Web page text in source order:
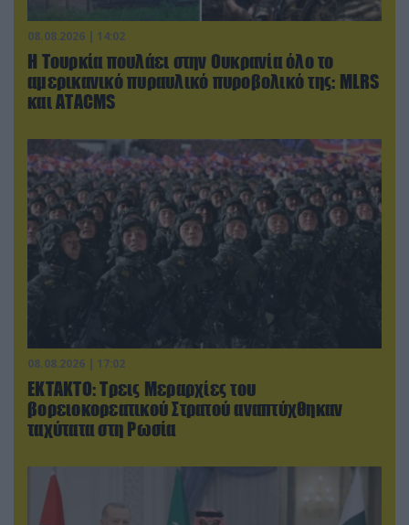
08.08.2026 | 14:02
Η Τουρκία πουλάει στην Ουκρανία όλο το
αμερικανικό πυραυλικό πυροβολικό της: MLRS
και ΑΤΑCMS
08.08.2026 | 17:02
ΕΚΤΑΚΤΟ: Τρεις Μεραρχίες του
βορειοκορεατικού Στρατού αναπτύχθηκαν
ταχύτατα στη Ρωσία